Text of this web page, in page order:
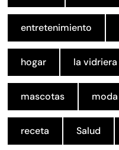
entretenimiento
hogar la vidriera
mascotas moda
receta Salud